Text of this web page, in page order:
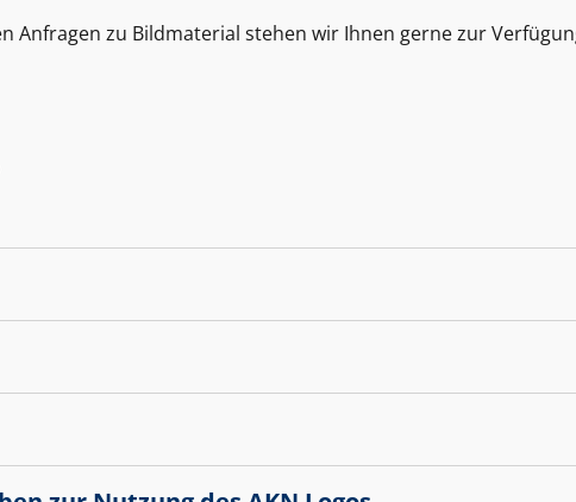
Anfragen zu Bildmaterial stehen wir Ihnen gerne zur